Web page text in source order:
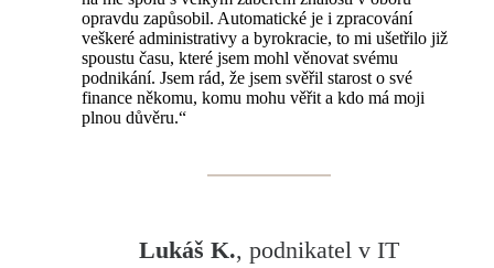
opravdu zapůsobil. Automatické je i zpracování
veškeré administrativy a byrokracie, to mi ušetřilo již
spoustu času, které jsem mohl věnovat svému
podnikání. Jsem rád, že jsem svěřil starost o své
finance někomu, komu mohu věřit a kdo má moji
plnou důvěru.“
Lukáš K., podnikatel v IT